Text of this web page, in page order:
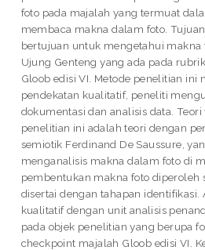
foto pada majalah yang termuat
membaca makna dalam foto.
bertujuan untuk mengetahui makna
Ujung Genteng yang ada pada
Gloob edisi VI. Metode penelitian ini
pendekatan kualitatif, peneliti
dokumentasi dan analisis data.
penelitian ini adalah teori dengan
semiotik Ferdinand De Saussure,
menganalisis makna dalam foto di
pembentukan makna foto diperoleh
disertai dengan tahapan identifikasi.
kualitatif dengan unit analisis
pada objek penelitian yang berupa
checkpoint majalah Gloob edisi VI.